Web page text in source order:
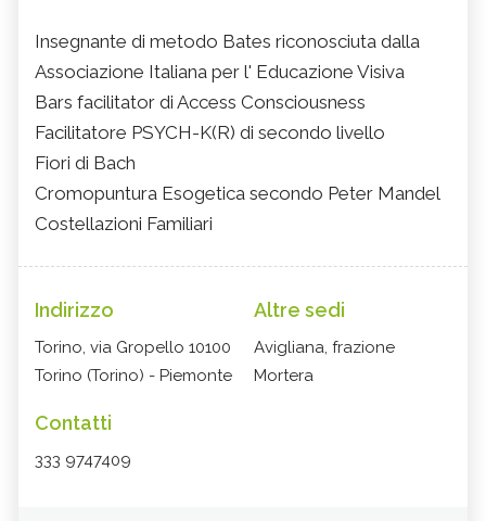
Insegnante di metodo Bates riconosciuta dalla
Associazione Italiana per l' Educazione Visiva
Bars facilitator di Access Consciousness
Facilitatore PSYCH-K(R) di secondo livello
Fiori di Bach
Cromopuntura Esogetica secondo Peter Mandel
Costellazioni Familiari
Indirizzo
Torino, via Gropello 10100
Torino (Torino) - Piemonte
Altre sedi
Avigliana, frazione
Mortera
Contatti
333 9747409